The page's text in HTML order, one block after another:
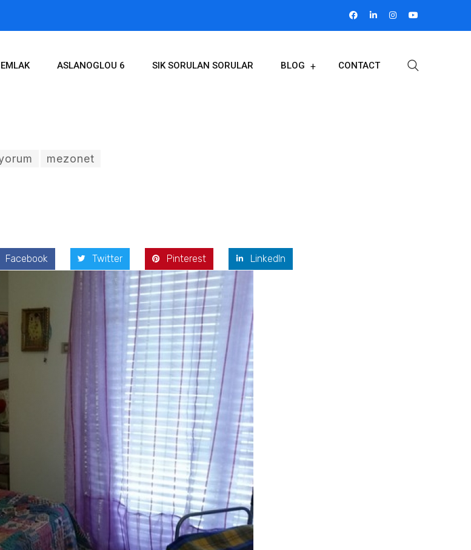
ASLANOGLOU 6 SIK SORULAN SORULAR BLOG CONTACT
mezonet
Facebook Twitter Pinterest LinkedIn